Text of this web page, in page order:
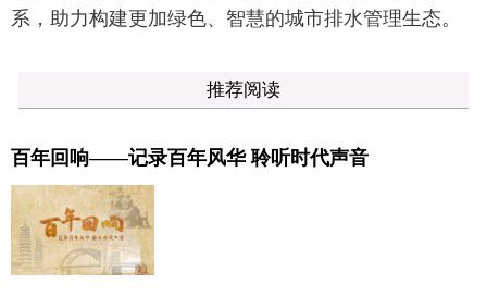
系，助力构建更加绿色、智慧的城市排水管理生态。
推荐阅读
百年回响——记录百年风华 聆听时代声音